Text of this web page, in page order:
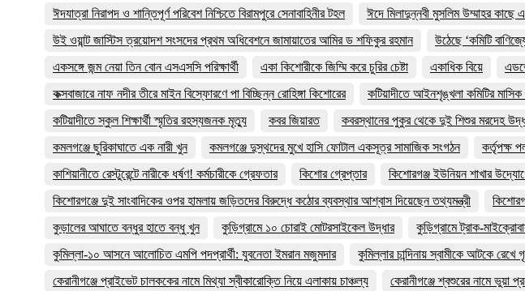
ঈদযাত্রা নিরাপদ ও শান্তিপূর্ণ পরিবেশ নিশ্চিতে বিরামপুরে সেনাবাহিনীর টহল
ঈদে মিলাদুন্নবী মুসলিম উম্মাহর
উই ওয়ান্ট জাস্টিস ত্রয়োদশ সংসদের প্রথম অধিবেশনে জামায়াতের আমির ড শফিকুর রহমান
উঠেছে ‘কমিটি
একসঙ্গে জন্ম নেয়া তিন বোন এসএসসি পরিক্ষার্থী
একা কিশোরীকে জিম্মি করে চুরির চেষ্টা একাধিক বিয়ে
কক্সবাজারে নাফ নদীর তীরে মাইন বিস্ফোরণে পা বিচ্ছিন্ন রোহিঙ্গা কিশোরের
কটিয়াদীতে আইনশৃঙ্খলা কমিটির
কটিয়াদীতে স্কুল শিক্ষার্থী স্মৃতির রহস্যজনক মৃত্যু
কবর জিয়ারত কবরস্থানের পুকুর থেকে দুই শিশুর মরদেহ
কমলগঞ্জে ছুরিকাঘাতে এক নারী খুন
কমলগঞ্জে দুস্থদের মুখে হাসি ফোটাল একসূত্র সামাজিক সংগঠন কর্তৃপক্ষ
কাশিয়ানীতে রেস্টুরেন্টে নারীকে ধর্ষণ! কর্মচারীকে গ্রেফতার
কিশোর গ্রেপ্তার
কিশোরগঞ্জ ইউনিয়ন শাখার
কিশোরগঞ্জে দুই সাংবাদিকের ওপর হামলায় জড়িতদের বিরুদ্ধে কঠোর ব্যবস্থার আশ্বাস দিয়েছেন তথ্যমন্ত্রী
কুড়ালের আঘাতে বন্ধুর হাতে বন্ধু খুন
কুড়িগ্রামে ১০ চোরাই মোটরসাইকেল উদ্ধার কুড়িগ্রামে ট্রাক-
কুমিল্লা-১০ আসনে আলোচিত এমপি পদপ্রার্থী: যুবনেতা ইমরান মজুমদার
কুমিল্লার চান্দিনায় স্বামীকে আটকে
কেরানীগঞ্জে প্রাইভেট চালককের নামে মিথ্যা স্বীকারোক্তি নিয়ে এলাকায় চাঞ্চল্য
কেরানীগঞ্জে শ্বশুরের নামে ভুয়া